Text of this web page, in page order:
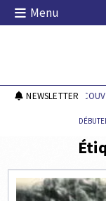
Skip
Menu
Echecs &
NEWSLETTER